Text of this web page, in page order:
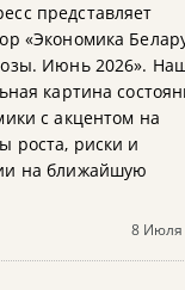
представляет
«Экономика
Июнь 2026».
картина
с акцентом на
роста, риски и
на ближайшую
8 Июля